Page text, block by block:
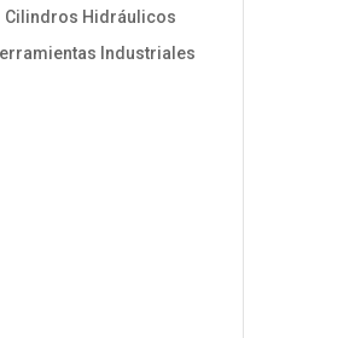
Cilindros Hidráulicos
Industriales